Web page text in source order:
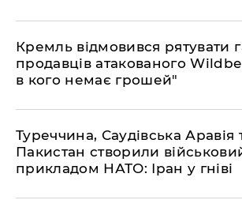
​Кремль відмовився рятувати
продавців атакованого
в кого немає грошей"
​Туреччина, Саудівська Аравія
Пакистан створили
прикладом НАТО: Іран у гніві